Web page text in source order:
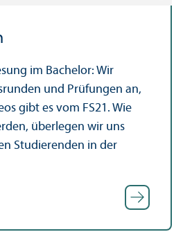
im Bachelor: Wir
und Prüfungen an,
gibt es vom FS21. Wie
überlegen wir uns
Studierenden in der